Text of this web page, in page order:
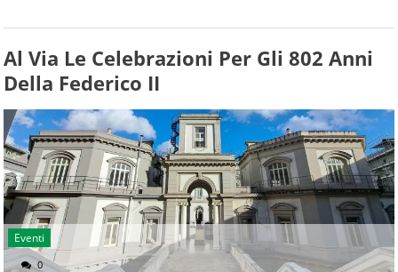
Al Via Le Celebrazioni Per Gli 802 Anni
Della Federico II
Eventi
0